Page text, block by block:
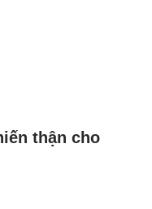
thận cho